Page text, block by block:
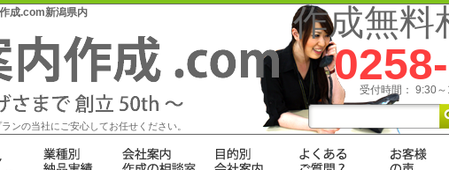
成.com新潟県内 作成無料
ンの当社にご安心してお任せください。
受付時間： 9:30